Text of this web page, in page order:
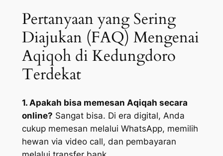
Pertanyaan yang Sering
Diajukan (FAQ) Mengenai
Aqiqoh di Kedungdoro
Terdekat
1. Apakah bisa memesan Aqiqah secara
online? Sangat bisa. Di era digital, Anda
cukup memesan melalui WhatsApp, memilih
hewan via video call, dan pembayaran